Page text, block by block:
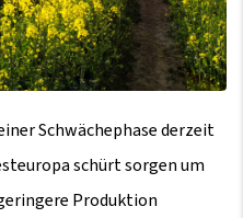
Schwächephase derzeit
schürt sorgen um
Produktion